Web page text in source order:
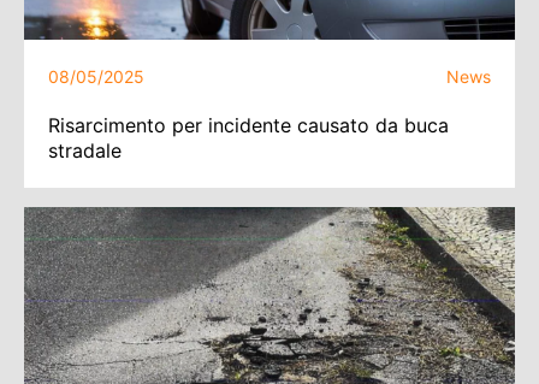
08/05/2025 News
Risarcimento per incidente causato da buca
stradale